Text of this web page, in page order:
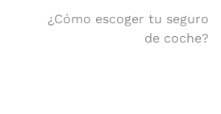
¿Cómo escoger tu seguro
de coche?